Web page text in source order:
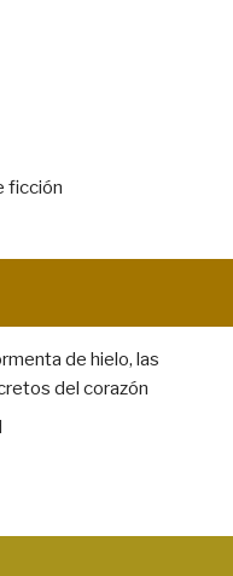
ficción
de hielo, las
del corazón